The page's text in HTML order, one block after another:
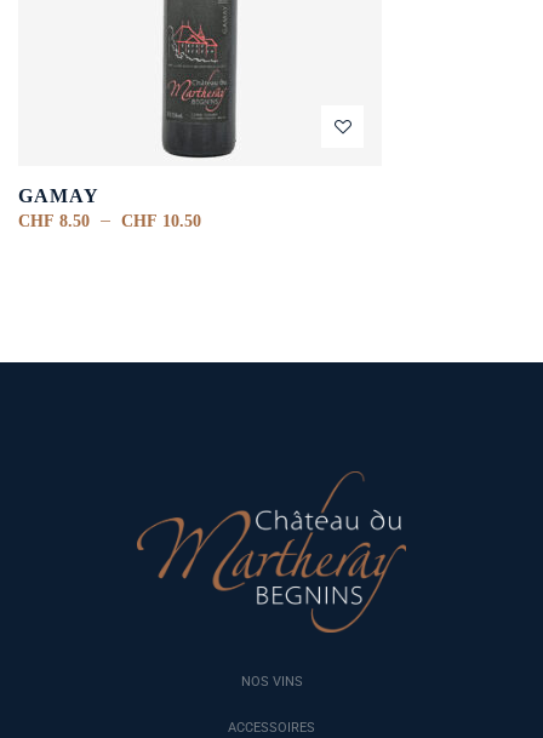
GAMAY
CHF 8.50 – CHF 10.50
NOS VINS
ACCESSOIRES